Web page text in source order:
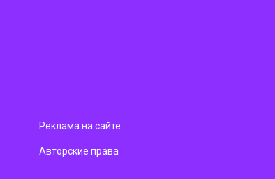
Реклама на сайте
Авторские права